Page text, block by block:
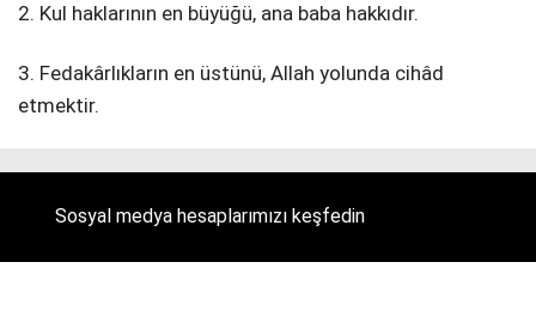
2. Kul haklarının en büyüğü, ana baba hakkıdır.
3. Fedakârlıkların en üstünü, Allah yolunda cihâd
etmektir.
Sosyal medya hesaplarımızı keşfedin